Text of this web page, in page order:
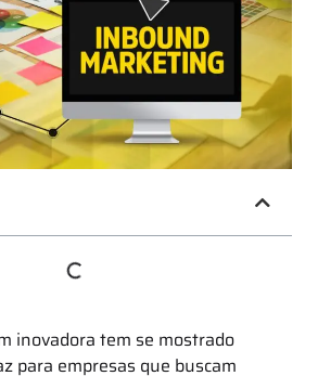
inovadora tem se mostrado
para empresas que buscam